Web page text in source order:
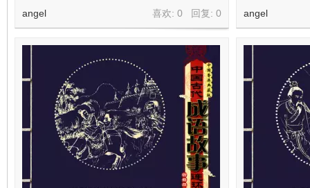
喜欢: 0 回复: 0
angel
angel